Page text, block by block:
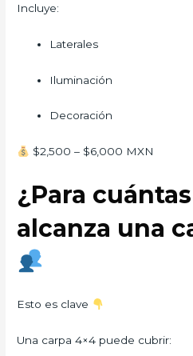
Incluye:
Laterales
Iluminación
Decoración
$2,500 – $6,000 MXN
¿Para
alcanza una
Esto es clave
Una carpa 4×4 puede cubrir: